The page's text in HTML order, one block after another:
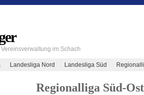
im Schach
Landesliga Nord Landesliga Süd
Regionalliga Süd-Ost